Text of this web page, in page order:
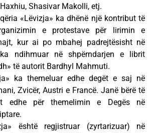
Shasivar Makolli, etj.
«Lëvizja» ka dhënë një kontribut të
e protestave për lirimin e
kur ai po mbahej padrejtësisht në
ndihmuar në shpërndarjen e librit
të autorit Bardhyl Mahmuti.
ka themeluar edhe degët e saj në
Zvicër, Austri e Francë. Janë bërë të
edhe për themelimin e Degës në
është regjistruar (zyrtarizuar) në